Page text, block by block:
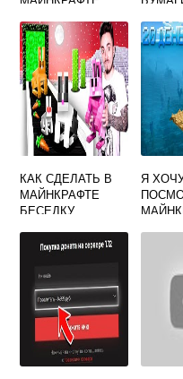
КАК СДЕЛАТЬ В
МАЙНКРАФТЕ
БЕСЕДКУ
Я